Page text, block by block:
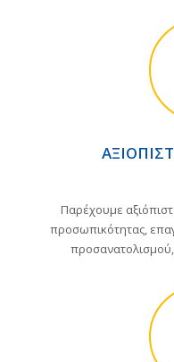
Παρέχουμε
προσωπικότητας,